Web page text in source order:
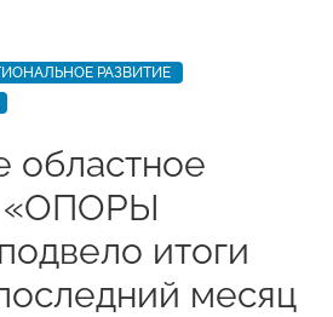
РАЗВИТИЕ
областное
«ОПОРЫ
итоги
месяц